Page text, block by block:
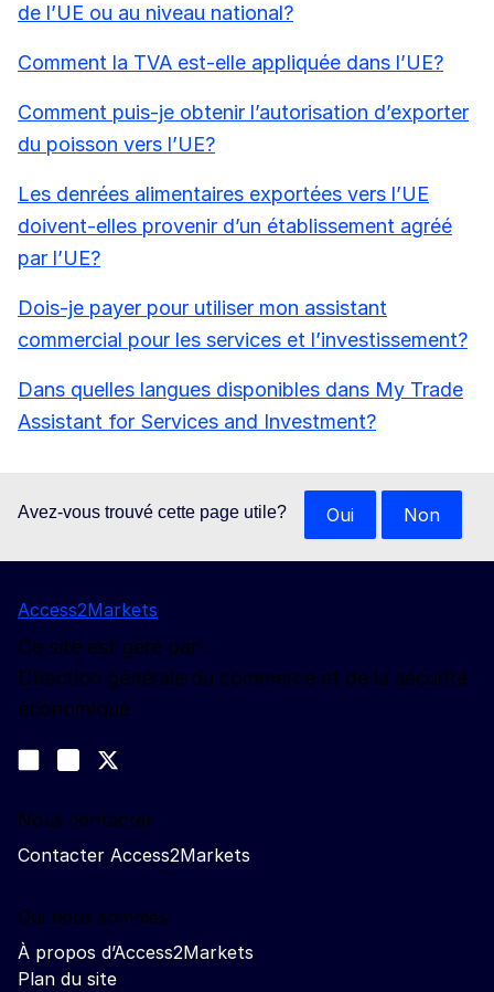
de l’UE ou au niveau national?
Comment la TVA est-elle appliquée dans l’UE?
Comment puis-je obtenir l’autorisation d’exporter
du poisson vers l’UE?
Les denrées alimentaires exportées vers l’UE
doivent-elles provenir d’un établissement agréé
par l’UE?
Dois-je payer pour utiliser mon assistant
commercial pour les services et l’investissement?
Dans quelles langues disponibles dans My Trade
Assistant for Services and Investment?
Avez-vous trouvé cette page utile? Oui Non
Access2Markets
Ce site est géré par:
Direction générale du commerce et de la sécurité
économique
Join us on LinkedIn
Trade-Off podcast
Nous contacter
Contacter Access2Markets
Qui nous sommes
À propos d’Access2Markets
Plan du site